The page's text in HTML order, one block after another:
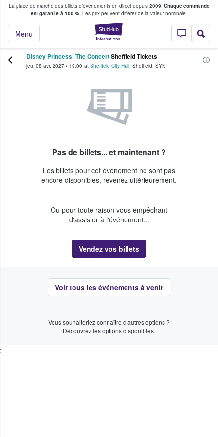
La place de marché des billets d’événements en direct depuis 2009. Chaque commande
est garantie à 100 %. Les prix peuvent différer de la valeur nominale.
StubHub - Où
Menu
fans achètent et vendent des billets
Disney Princess: The ConcertSheffield Tickets
jeu. 08 avr. 2027 • 19:00 at Sheffield City Hall, Sheffield, SYK
Pas de billets... et maintenant ?
Les billets pour cet événement ne sont pas
encore disponibles, revenez ultérieurement.
Ou pour toute raison vous empêchant
d'assister à l'événement...
Vendez vos billets
Voir tous les événements à venir
Vous souhaiteriez connaître d'autres options ?
Découvrez les options disponibles.
;